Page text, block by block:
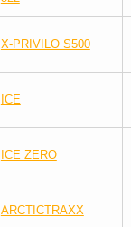
X-PRIVILO S500
ICE
ICE ZERO
ARCTICTRAXX